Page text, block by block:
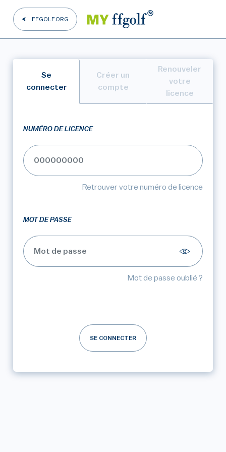
FFGOLF.ORG
Se
connecter
Créer un
compte
Renouveler
votre
licence
NUMÉRO DE LICENCE
Retrouver votre numéro de licence
MOT DE PASSE
Mot de passe oublié ?
SE CONNECTER